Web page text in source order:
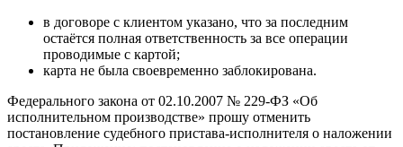
в договоре с клиентом указано, что за последним
остаётся полная ответственность за все операции
проводимые с картой;
карта не была своевременно заблокирована.
Федерального закона от 02.10.2007 № 229-ФЗ «Об
исполнительном производстве» прошу отменить
постановление судебного пристава-исполнителя о наложении